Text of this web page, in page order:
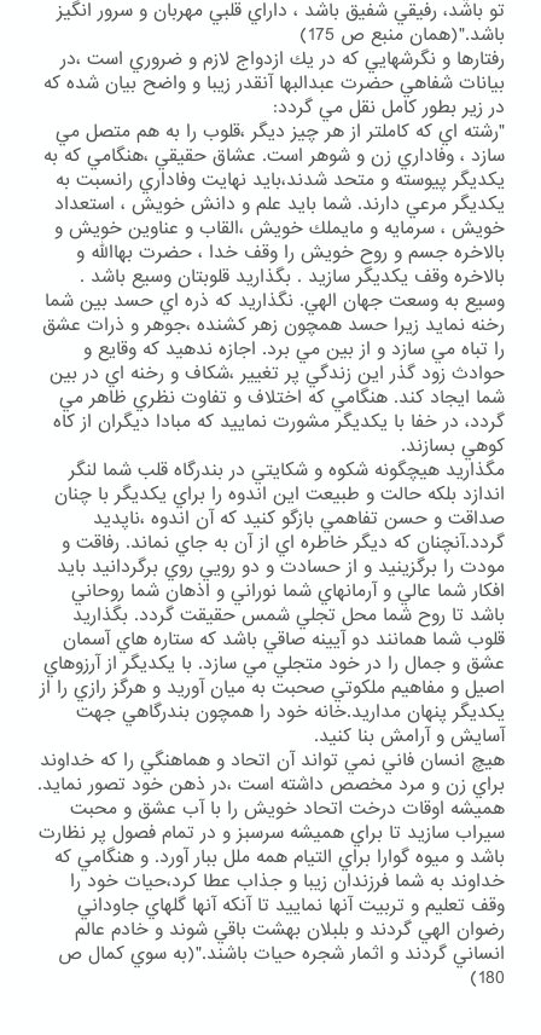
تو باشد، رفيقي شفيق باشد ، داراي قلبي مهربان و سرور انگيز
باشد."(همان منبع ص 175)
رفتارها و نگرشهايي كه در يك ازدواج لازم و ضروري است ،در
بيانات شفاهي حضرت عبدالبها آنقدر زيبا و واضح بيان شده كه
در زير بطور كامل نقل مي گردد:
"رشته اي كه كاملتر از هر چيز ديگر ،قلوب را به هم متصل مي
سازد ، وفاداري زن و شوهر است. عشاق حقيقي ،هنگامي كه به
يكديگر پيوسته و متحد شدند،بايد نهايت وفاداري رانسبت به
يكديگر مرعي دارند. شما بايد علم و دانش خويش ، استعداد
خويش ، سرمايه و مايملك خويش ،القاب و عناوين خويش و
بالاخره جسم و روح خويش را وقف خدا ، حضرت بهاالله و
بالاخره وقف يكديگر سازيد . بگذاريد قلوبتان وسيع باشد .
وسيع به وسعت جهان الهي. نگذاريد كه ذره اي حسد بين شما
رخنه نمايد زيرا حسد همچون زهر كشنده ،جوهر و ذرات عشق
را تباه مي سازد و از بين مي برد. اجازه ندهيد كه وقايع و
حوادث زود گذر اين زندگي پر تغيير ،شكاف و رخنه اي در بين
شما ايجاد كند. هنگامي كه اختلاف و تفاوت نظري ظاهر مي
گردد، در خفا با يكديگر مشورت نماييد كه مبادا ديگران از كاه
كوهي بسازند.
مگذاريد هيچگونه شكوه و شكايتي در بندرگاه قلب شما لنگر
اندازد بلكه حالت و طبيعت اين اندوه را براي يكديگر با چنان
صداقت و حسن تفاهمي بازگو كنيد كه آن اندوه ،ناپديد
گردد.آنچنان كه ديگر خاطره اي از آن به جاي نماند. رفاقت و
مودت را برگزينيد و از حسادت و دو رويي روي برگردانيد بايد
افكار شما عالي و آرمانهاي شما نوراني و اذهان شما روحاني
باشد تا روح شما محل تجلي شمس حقيقت گردد. بگذاريد
قلوب شما همانند دو آيينه صاقي باشد كه ستاره هاي آسمان
عشق و جمال را در خود متجلي مي سازد. با يكديگر از آرزوهاي
اصيل و مفاهيم ملكوتي صحبت به ميان آوريد و هرگز رازي را از
يكديگر پنهان مداريد.خانه خود را همچون بندرگاهي جهت
آسايش و آرامش بنا كنيد.
هيچ انسان فاني نمي تواند آن اتحاد و هماهنگي را كه خداوند
براي زن و مرد مخصص داشته است ،در ذهن خود تصور نمايد.
هميشه اوقات درخت اتحاد خويش را با آب عشق و محبت
سيراب سازيد تا براي هميشه سرسبز و در تمام فصول پر نظارت
باشد و ميوه گوارا براي التيام همه ملل ببار آورد. و هنگامي كه
خداوند به شما فرزندان زيبا و جذاب عطا كرد،حيات خود را
وقف تعليم و تربيت آنها نماييد تا آنكه آنها گلهاي جاوداني
رضوان الهي گردند و بلبلان بهشت باقي شوند و خادم عالم
انساني گردند و اثمار شجره حيات باشند."(به سوي كمال ص
180)